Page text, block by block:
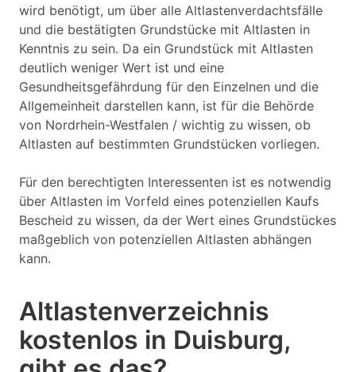
wird benötigt, um über alle Altlastenverdachtsfälle
und die bestätigten Grundstücke mit Altlasten in
Kenntnis zu sein. Da ein Grundstück mit Altlasten
deutlich weniger Wert ist und eine
Gesundheitsgefährdung für den Einzelnen und die
Allgemeinheit darstellen kann, ist für die Behörde
von Nordrhein-Westfalen / wichtig zu wissen, ob
Altlasten auf bestimmten Grundstücken vorliegen.
Für den berechtigten Interessenten ist es notwendig
über Altlasten im Vorfeld eines potenziellen Kaufs
Bescheid zu wissen, da der Wert eines Grundstückes
maßgeblich von potenziellen Altlasten abhängen
kann.
Altlastenverzeichnis
kostenlos in Duisburg,